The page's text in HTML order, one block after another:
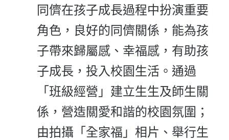
同儕在孩子成長過程中扮演重要
角色，良好的同儕關係，能為孩
子帶來歸屬感、幸福感，有助孩
子成長，投入校園生活。通過
「班級經營」建立生生及師生關
係，營造關愛和諧的校園氛圍；
由拍攝「全家福」相片、舉行生